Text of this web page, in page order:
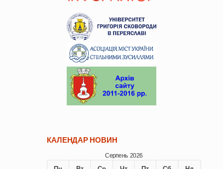
КАЛЕНДАР НОВИН
Серпень 2026